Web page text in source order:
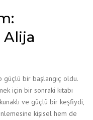
bir başlangıç oldu.
için bir sonraki kitabı
ve güçlü bir keşfiydi,
kişisel hem de